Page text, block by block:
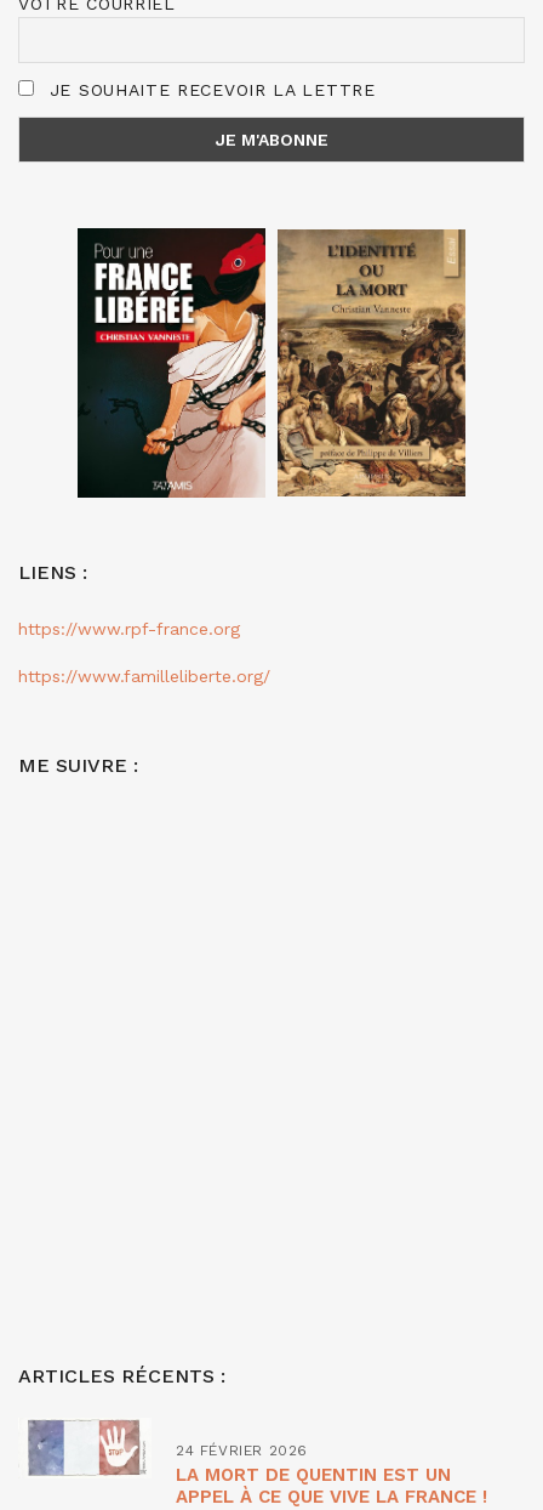
JE SOUHAITE RECEVOIR LA LETTRE
LIENS :
https://www.rpf-france.org
https://www.familleliberte.org/
ME SUIVRE :
ARTICLES RÉCENTS :
24 FÉVRIER 2026
LA MORT DE QUENTIN EST UN
APPEL À CE QUE VIVE LA FRANCE !